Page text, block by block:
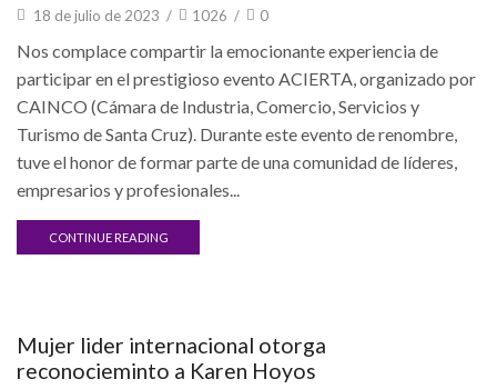
18 de julio de 2023 / 1026 / 0
Nos complace compartir la emocionante experiencia de
participar en el prestigioso evento ACIERTA, organizado por
CAINCO (Cámara de Industria, Comercio, Servicios y
Turismo de Santa Cruz). Durante este evento de renombre,
tuve el honor de formar parte de una comunidad de líderes,
empresarios y profesionales...
CONTINUE READING
Eventos
Mujer lider internacional otorga
reconocieminto a Karen Hoyos